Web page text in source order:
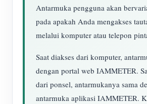
Antarmuka pengguna akan
pada apakah Anda mengakses
melalui komputer atau telepon
Saat diakses dari komputer,
dengan portal web IAMMETER.
dari ponsel, antarmukanya sama
antarmuka aplikasi IAMMETER.